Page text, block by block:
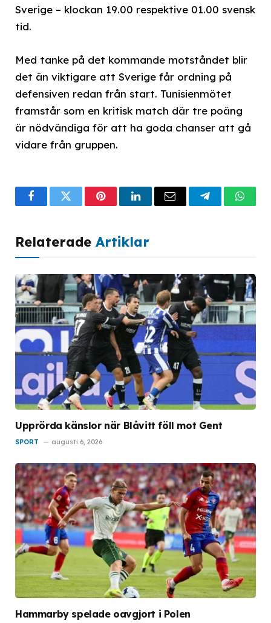
Sverige – klockan 19.00 respektive 01.00 svensk
tid.
Med tanke på det kommande motståndet blir
det än viktigare att Sverige får ordning på
defensiven redan från start. Tunisienmötet
framstår som en kritisk match där tre poäng
är nödvändiga för att ha goda chanser att gå
vidare från gruppen.
FacebookTwitterPinterestLinkedInEmail Telegram
Relaterade Artiklar
Upprörda känslor när Blåvitt föll mot Gent
SPORT augusti 6, 2026
Hammarby spelade oavgjort i Polen